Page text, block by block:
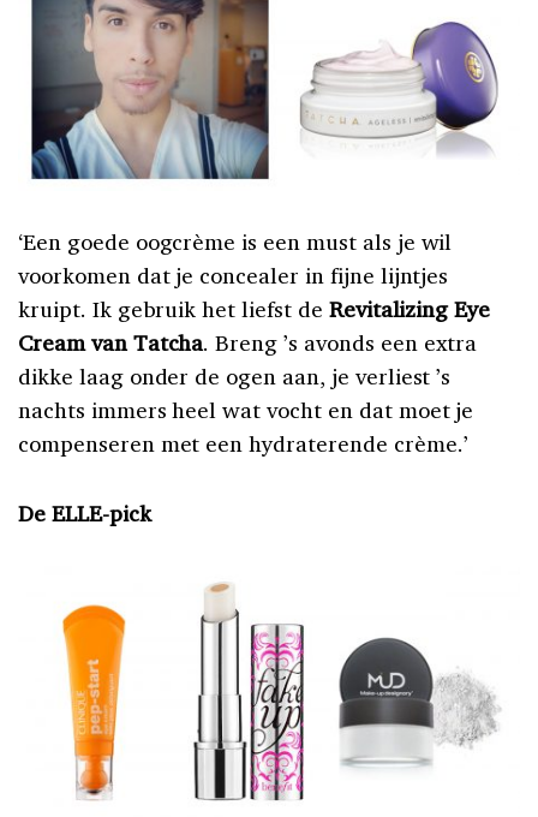
‘Een goede oogcrème is een must als je wil
voorkomen dat je concealer in fijne lijntjes
kruipt. Ik gebruik het liefst de Revitalizing Eye
Cream van Tatcha. Breng ’s avonds een extra
dikke laag onder de ogen aan, je verliest ’s
nachts immers heel wat vocht en dat moet je
compenseren met een hydraterende crème.’
De ELLE-pick